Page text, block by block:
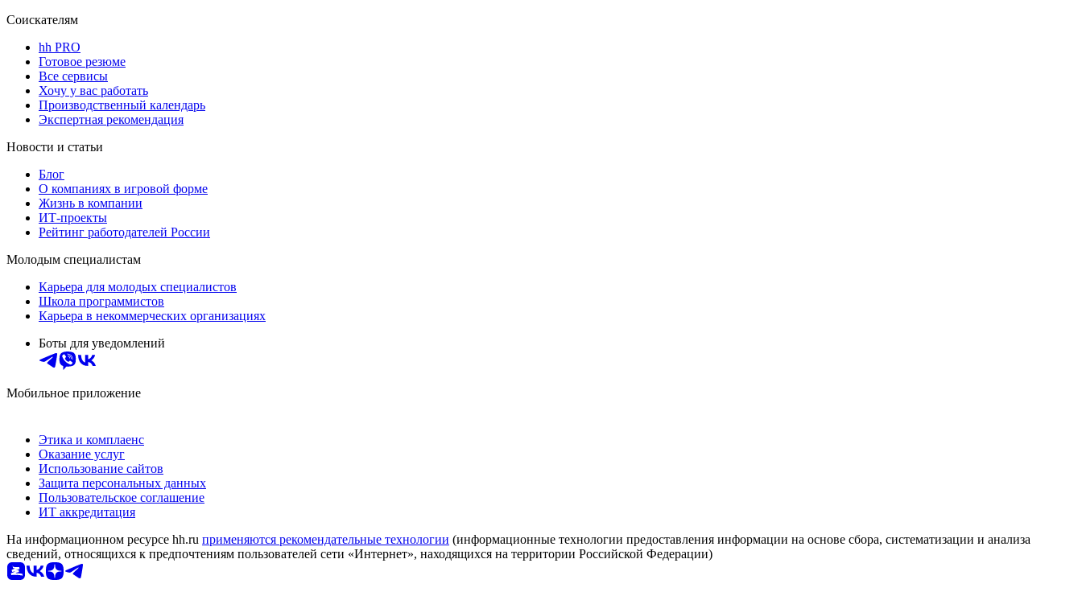
Соискателям
hh PRO
Готовое резюме
Все сервисы
Хочу у вас работать
Производственный календарь
Экспертная рекомендация
Новости и статьи
Блог
О компаниях в игровой форме
Жизнь в компании
ИТ-проекты
Рейтинг работодателей России
Молодым специалистам
Карьера для молодых специалистов
Школа программистов
Карьера в некоммерческих организациях
Боты для уведомлений
Мобильное приложение
Этика и комплаенс
Оказание услуг
Использование сайтов
Защита персональных данных
Пользовательское соглашение
ИТ аккредитация
На информационном ресурсе hh.ru применяются рекомендательные технологии (информационные технологии предоставления информации на основе сбора, систематизации и анализа
сведений, относящихся к предпочтениям пользователей сети «Интернет», находящихся на территории Российской Федерации)